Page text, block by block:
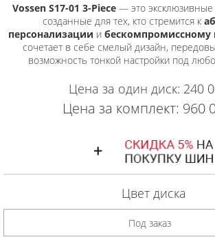
Vossen S17-01 3-Piece — это эксклюзивные
созданные для тех, кто стремится к
персонализации и бескомпромиссному
сочетает в себе смелый дизайн,
возможность тонкой настройки под
Цена за один диск: 240
Цена за комплект: 960
Цвет диска
Под заказ